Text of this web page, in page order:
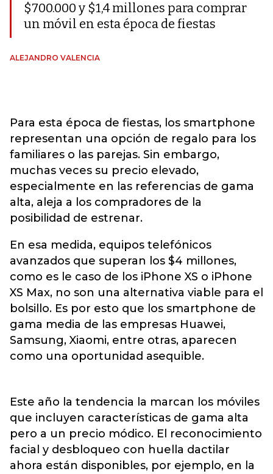
$700.000 y $1,4 millones para comprar
un móvil en esta época de fiestas
ALEJANDRO VALENCIA
Para esta época de fiestas, los smartphone
representan una opción de regalo para los
familiares o las parejas. Sin embargo,
muchas veces su precio elevado,
especialmente en las referencias de gama
alta, aleja a los compradores de la
posibilidad de estrenar.
En esa medida, equipos telefónicos
avanzados que superan los $4 millones,
como es le caso de los iPhone XS o iPhone
XS Max, no son una alternativa viable para el
bolsillo. Es por esto que los smartphone de
gama media de las empresas Huawei,
Samsung, Xiaomi, entre otras, aparecen
como una oportunidad asequible.
Este año la tendencia la marcan los móviles
que incluyen características de gama alta
pero a un precio módico. El reconocimiento
facial y desbloqueo con huella dactilar
ahora están disponibles, por ejemplo, en la